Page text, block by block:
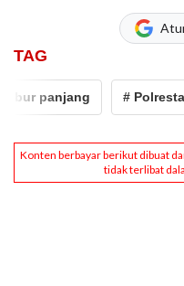
TAG
panjang # Polresta